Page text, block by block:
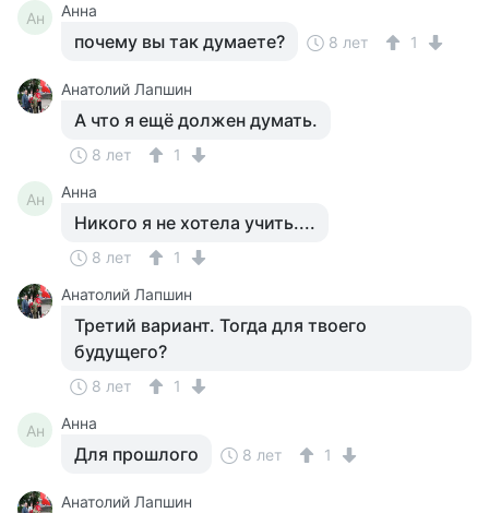
Ан Анна
почему вы так думаете? 8 лет 1
Анатолий Лапшин
А что я ещё должен думать.
8 лет 1
Ан Анна
Никого я не хотела учить....
8 лет
1
Анатолий Лапшин
Третий вариант. Тогда для твоего
будущего?
8 лет 1
Ан Анна
Для прошлого 8 лет 1
Анатолий Лапшин